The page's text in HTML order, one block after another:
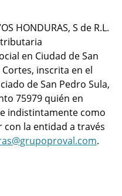
HONDURAS, S de R.L.
en Ciudad de San
inscrita en el
de San Pedro Sula,
75979 quién en
indistintamente como
con la entidad a través
.